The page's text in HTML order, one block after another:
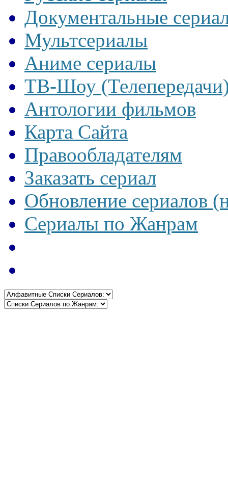
Документальные
Мультсериалы
Аниме сериалы
ТВ-Шоу
Антологии фильмов
Карта Сайта
Правообладателям
Заказать сериал
Обновление сериалов
Сериалы по Жанрам